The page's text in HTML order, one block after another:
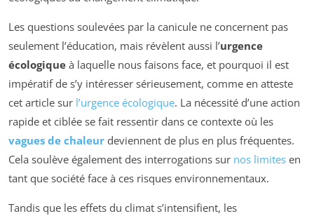
Les questions soulevées par la canicule ne concernent pas
seulement l’éducation, mais révèlent aussi l’urgence
écologique à laquelle nous faisons face, et pourquoi il est
impératif de s’y intéresser sérieusement, comme en atteste
cet article sur l’urgence écologique. La nécessité d’une action
rapide et ciblée se fait ressentir dans ce contexte où les
vagues de chaleur deviennent de plus en plus fréquentes.
Cela soulève également des interrogations sur nos limites en
tant que société face à ces risques environnementaux.
Tandis que les effets du climat s’intensifient, les